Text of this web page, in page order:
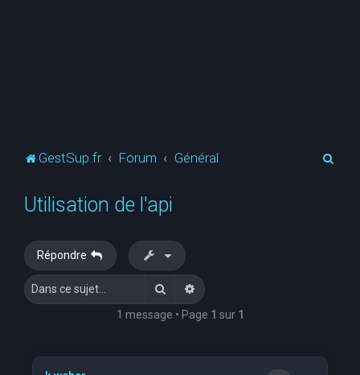
GestSup.fr Forum Général
Utilisation de l'api
Répondre
RechercherRecherche avancée
1 message • Page 1 sur 1